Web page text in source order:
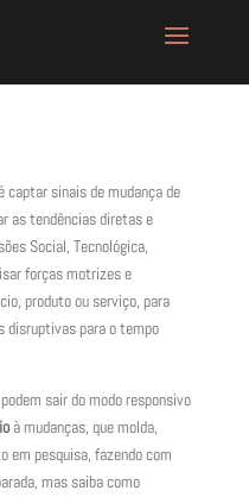
captar sinais de mudança de
as tendências diretas e
Social, Tecnológica,
forças motrizes e
produto ou serviço, para
disruptivas para o tempo
sair do modo responsivo
à mudanças, que molda,
em pesquisa, fazendo com
mas saiba como